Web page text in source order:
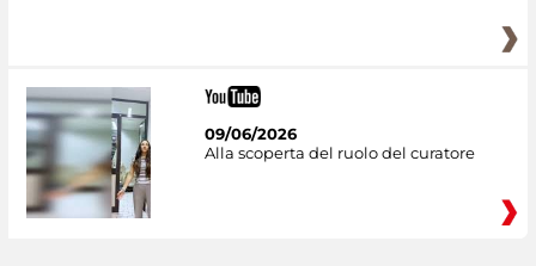
09/06/2026
Alla scoperta del ruolo del curatore